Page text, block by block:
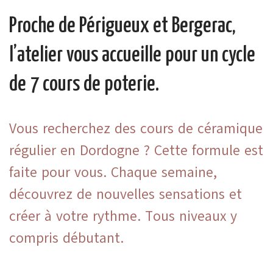
Proche de Périgueux et Bergerac,
l’atelier vous accueille pour un cycle
de 7 cours de poterie.
Vous recherchez des cours de céramique
régulier en Dordogne ? Cette formule est
faite pour vous. Chaque semaine,
découvrez de nouvelles sensations et
créer à votre rythme. Tous niveaux y
compris débutant.